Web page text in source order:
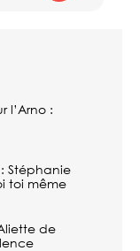
l’Arno :
: Stéphanie
toi même
de